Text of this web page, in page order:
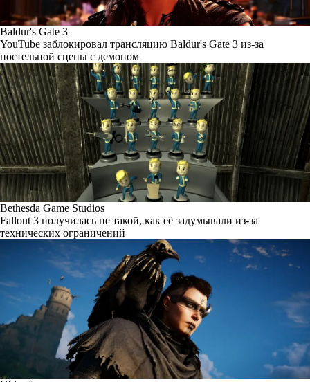
Baldur's Gate 3
YouTube заблокировал трансляцию Baldur's Gate 3 из-за
постельной сцены с демоном
Bethesda Game Studios
Fallout 3 получилась не такой, как её задумывали из-за
технических ограничений